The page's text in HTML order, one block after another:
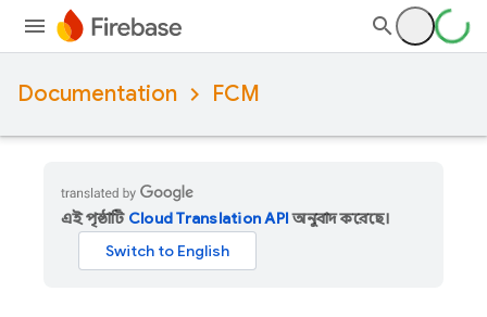
Documentation FCM
এই পৃষ্ঠাটি Cloud Translation APIঅনুবাদ করেছে।